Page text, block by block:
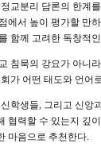
교분리 담론의 한계
에서 높이 평가할 만
함께 고려한 독창적
침묵의 강요가 아니
가 어떤 태도와 언어
학생들, 그리고 신앙
협력할 수 있는지 깊
마음으로 추천한다.